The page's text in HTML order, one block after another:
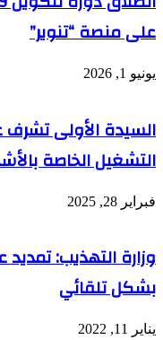
على منصة “تنوير”
يونيو 1, 2026
السيدة الأولى
التشغيل الخاصة
فبراير 28, 2025
وزارة التهذيب:
بشكل تلقائي
يناير 11, 2022